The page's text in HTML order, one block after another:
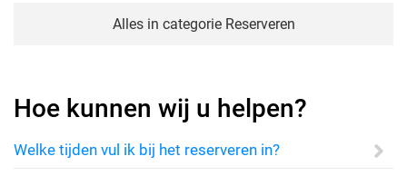
Alles in categorie Reserveren
Hoe kunnen wij u helpen?
Welke tijden vul ik bij het reserveren in?